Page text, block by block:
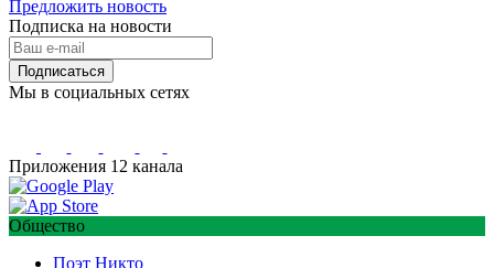
Предложить новость
Подписка на новости
Подписаться
Мы в социальных сетях
Приложения 12 канала
Общество
Поэт Никто